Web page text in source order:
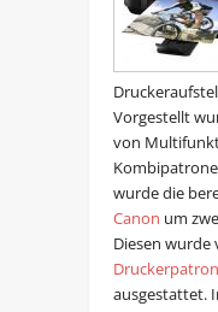
Vorgestellt
von
wurde die
Canon um
Diesen wurde
ausgestattet.